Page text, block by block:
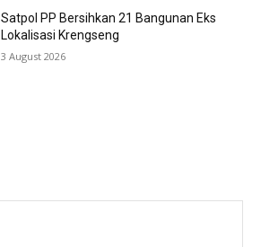
Satpol PP Bersihkan 21 Bangunan Eks
Lokalisasi Krengseng
3 August 2026